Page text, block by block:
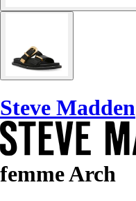
Steve Madden
femme Arch